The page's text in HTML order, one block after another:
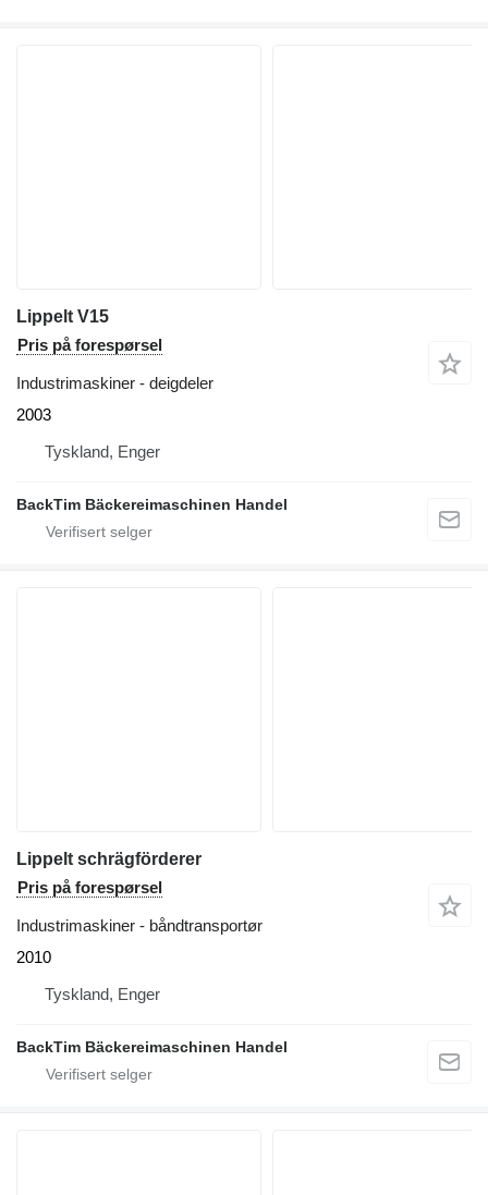
Lippelt V15
Pris på forespørsel
Industrimaskiner - deigdeler
2003
Tyskland, Enger
BackTim Bäckereimaschinen Handel
Lippelt schrägförderer
Pris på forespørsel
Industrimaskiner - båndtransportør
2010
Tyskland, Enger
BackTim Bäckereimaschinen Handel